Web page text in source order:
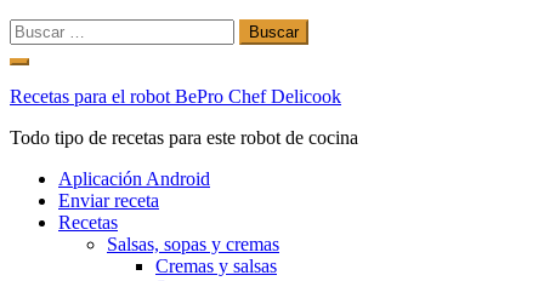
Buscar:
Ir
contenido
Recetas para el robot BePro Chef Delicook
Todo tipo de recetas para este robot de cocina
Aplicación Android
Enviar receta
Recetas
Salsas, sopas y cremas
Cremas y salsas